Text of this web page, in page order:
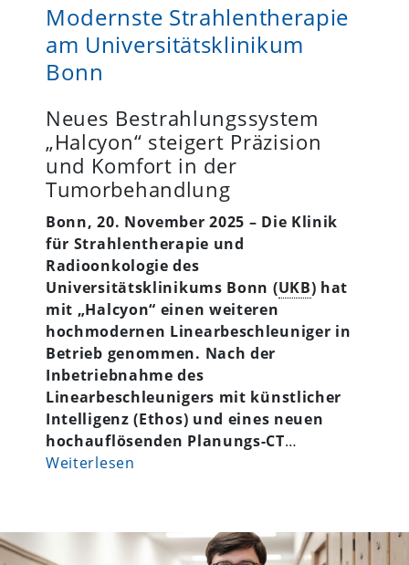
Modernste Strahlentherapie
am Universitätsklinikum
Bonn
Neues Bestrahlungssystem
„Halcyon“ steigert Präzision
und Komfort in der
Tumorbehandlung
Bonn, 20. November 2025 – Die Klinik
für Strahlentherapie und
Radioonkologie des
Universitätsklinikums Bonn (UKB) hat
mit „Halcyon“ einen weiteren
hochmodernen Linearbeschleuniger in
Betrieb genommen. Nach der
Inbetriebnahme des
Linearbeschleunigers mit künstlicher
Intelligenz (Ethos) und eines neuen
hochauflösenden Planungs-CT…
Weiterlesen